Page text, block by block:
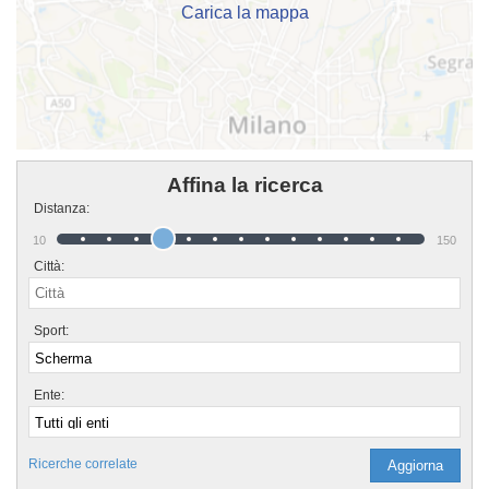
Carica la mappa
Affina la ricerca
Distanza:
10 150
Città:
Sport:
Ente:
Ricerche correlate